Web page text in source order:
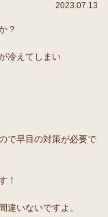
2023.07.13
？
冷えてしまい
で早目の対策が必要で
！
違いないですよ。